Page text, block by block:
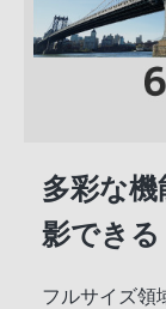
多彩な
影できる
フルサイズ領